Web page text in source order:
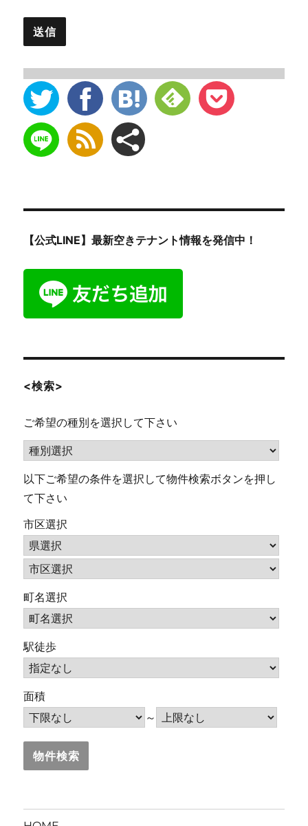
【公式LINE】最新空きテナント情報を発信中！
<検索>
ご希望の種別を選択して下さい
以下ご希望の条件を選択して物件検索ボタンを押し
て下さい
市区選択
町名選択
駅徒歩
面積
～